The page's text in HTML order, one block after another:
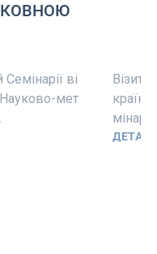
ві
мет
Візит